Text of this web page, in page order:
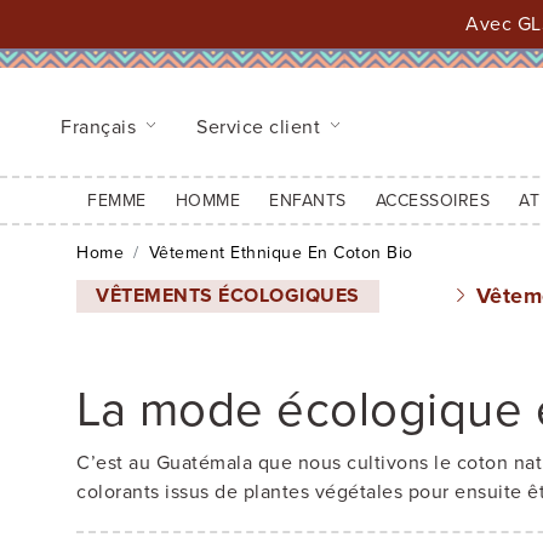
Avec
Français Service client
FEMME HOMME ENFANTS ACCESSOIRES
Home Vêtement Ethnique En Coton Bio
VÊTEMENTS ÉCOLOGIQUES
La mode écologique
C’est au Guatémala que nous cultivons le coton
colorants issus de plantes végétales pour ensuite